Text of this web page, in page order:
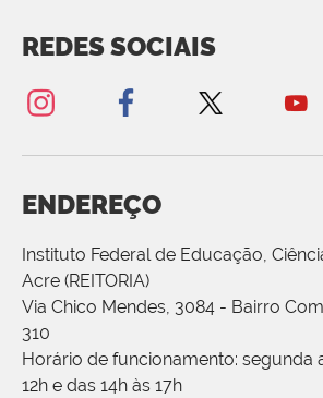
REDES SOCIAIS
ENDEREÇO
Instituto Federal de Educação,
Acre (REITORIA)
Via Chico Mendes, 3084 - Bairro
310
Horário de funcionamento: segunda
12h e das 14h às 17h